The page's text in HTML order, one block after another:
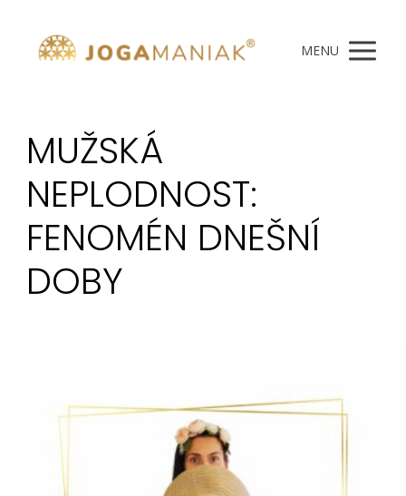
MENU
MUŽSKÁ
NEPLODNOST:
FENOMÉN DNEŠNÍ
DOBY